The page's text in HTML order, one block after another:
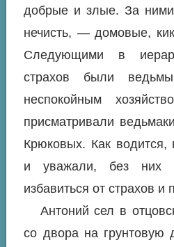
добрые и злые. За
нечисть, — домовые,
Следующими в
страхов были
неспокойным
присматривали
Крюковых. Как водится,
и уважали, без них
избавиться от страхов и
Антоний сел в
со двора на грунтовую